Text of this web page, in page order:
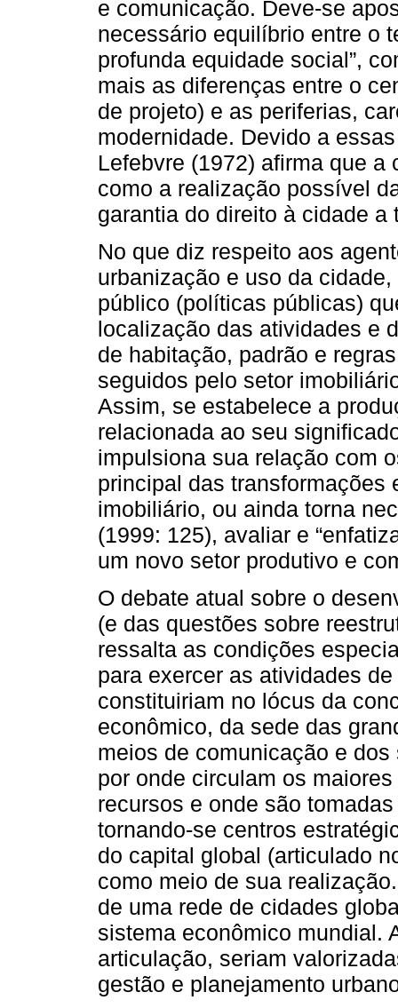
e comunicação. Deve-se
necessário equilíbrio entre o
profunda equidade social”,
mais as diferenças entre o
de projeto) e as periferias,
modernidade. Devido a
Lefebvre (1972) afirma que
como a realização possível
garantia do direito à cidade a
No que diz respeito aos
urbanização e uso da
público (políticas públicas)
localização das atividades e
de habitação, padrão e
seguidos pelo setor
Assim, se estabelece a
relacionada ao seu
impulsiona sua relação com
principal das transformações
imobiliário, ou ainda torna
(1999: 125), avaliar e
um novo setor produtivo e
O debate atual sobre o
(e das questões sobre
ressalta as condições
para exercer as atividades
constituiriam no lócus da
econômico, da sede das
meios de comunicação e
por onde circulam os
recursos e onde são
tornando-se centros
do capital global (articulado
como meio de sua
de uma rede de cidades
sistema econômico mundial.
articulação, seriam
gestão e planejamento